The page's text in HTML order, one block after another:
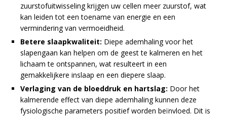
zuurstofuitwisseling krijgen uw cellen meer zuurstof, wat
kan leiden tot een toename van energie en een
vermindering van vermoeidheid.
Betere slaapkwaliteit: Diepe ademhaling voor het
slapengaan kan helpen om de geest te kalmeren en het
lichaam te ontspannen, wat resulteert in een
gemakkelijkere inslaap en een diepere slaap.
Verlaging van de bloeddruk en hartslag: Door het
kalmerende effect van diepe ademhaling kunnen deze
fysiologische parameters positief worden beïnvloed. Dit is